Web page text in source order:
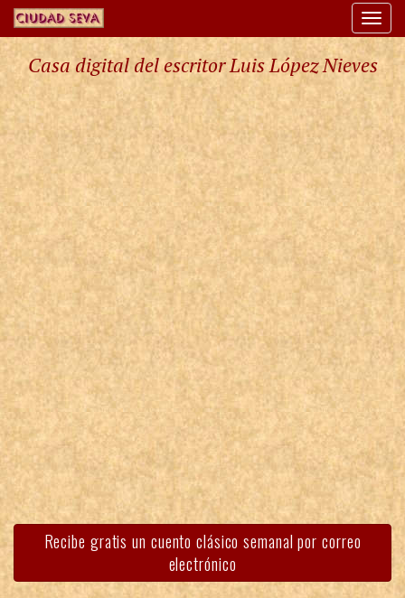
Casa digital del escritor Luis López Nieves
Recibe gratis un cuento clásico semanal por correo
electrónico